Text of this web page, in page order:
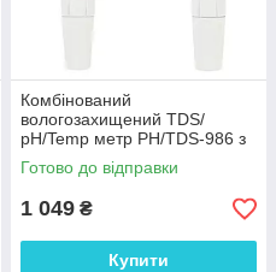
Комбінований
вологозахищений TDS/
рН/Temp метр PH/TDS-986 з
термометром, змінним
електродом, АТС
Готово до відправки
1 049 ₴
Купити